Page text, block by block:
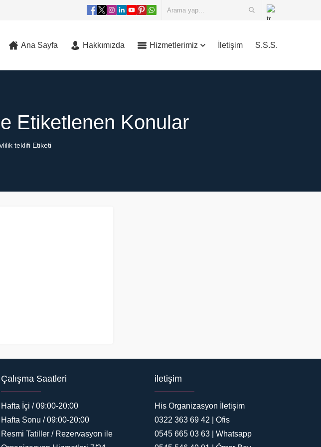
Ana Sayfa Hakkımızda Hizmetlerimiz İletişim S.S.S.
Etiketlenen Konular
teklifi Etiketi
Çalışma Saatleri
Hafta İçi / 09:00-20:00
Hafta Sonu / 09:00-20:00
Resmi Tatiller / Rezervasyon ile
iletişim
His Organizasyon İletişim
0322 363 69 42 | Ofis
0545 665 03 63 | Whatsapp